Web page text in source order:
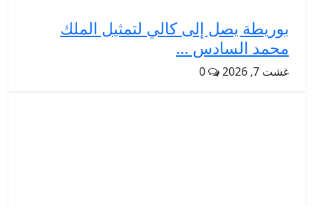
بوريطة يصل إلى كالي لتمثيل الملك
محمد السادس ...
غشت 7, 2026 0